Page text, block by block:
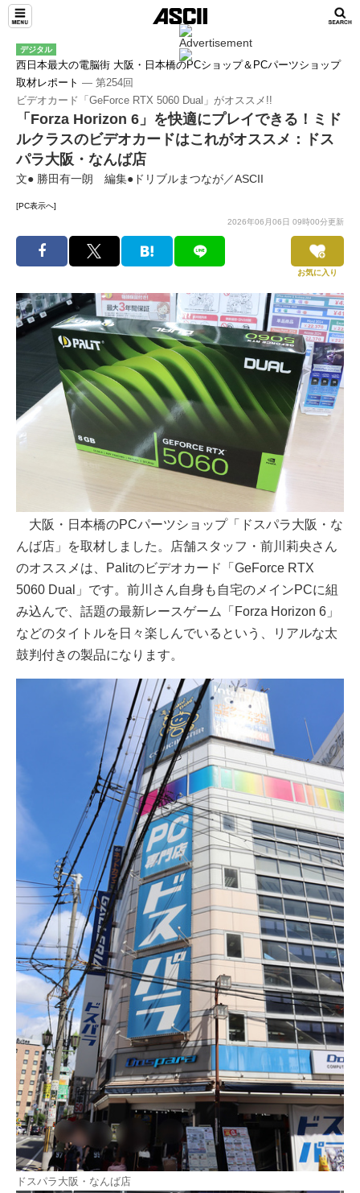
デジタル
西日本最大の電脳街 大阪・日本橋のPCショップ＆PCパーツショップ
取材レポート ― 第254回
ビデオカード「GeForce RTX 5060 Dual」がオススメ!!
「Forza Horizon 6」を快適にプレイできる！ミド
ルクラスのビデオカードはこれがオススメ：ドス
パラ大阪・なんば店
文● 勝田有一朗 編集●ドリブルまつなが／ASCII
[PC表示へ]
2026年06月06日 09時00分更新
お気に入り
大阪・日本橋のPCパーツショップ「ドスパラ大阪・な
んば店」を取材しました。店舗スタッフ・前川莉央さん
のオススメは、Palitのビデオカード「GeForce RTX
5060 Dual」です。前川さん自身も自宅のメインPCに組
み込んで、話題の最新レースゲーム「Forza Horizon 6」
などのタイトルを日々楽しんでいるという、リアルな太
鼓判付きの製品になります。
ドスパラ大阪・なんば店